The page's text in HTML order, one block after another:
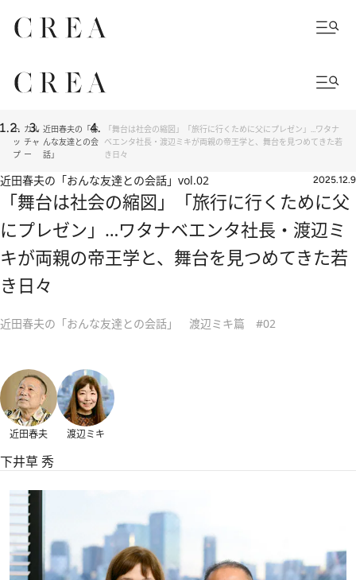
ト
ッ
プ
カル
チャ
ー
近田春夫の「お
んな友達との会
話」
「舞台は社会の縮図」「旅行に行くために父にプレゼン」…ワタナ
ベエンタ社長・渡辺ミキが両親の帝王学と、舞台を見つめてきた若
き日々
近田春夫の「おんな友達との会話」 vol.02 2025.12.9
「舞台は社会の縮図」「旅行に行くために父
にプレゼン」…ワタナベエンタ社長・渡辺ミ
キが両親の帝王学と、舞台を見つめてきた若
き日々
近田春夫の「おんな友達との会話」 渡辺ミキ篇 #02
近田春夫 渡辺ミキ
下井草 秀